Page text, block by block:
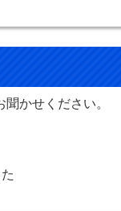
かせください。